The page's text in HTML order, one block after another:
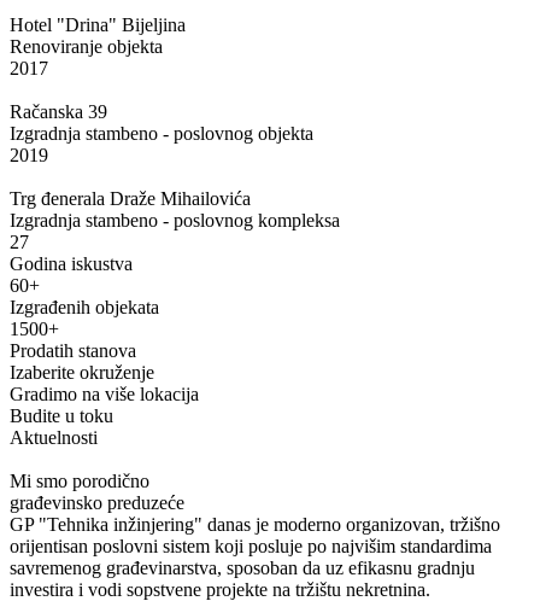
Hotel "Drina" Bijeljina
Renoviranje objekta
2017
Račanska 39
Izgradnja stambeno - poslovnog objekta
2019
Trg đenerala Draže Mihailovića
Izgradnja stambeno - poslovnog kompleksa
27
Godina iskustva
60+
Izgrađenih objekata
1500+
Prodatih stanova
Izaberite okruženje
Gradimo na više lokacija
Budite u toku
Aktuelnosti
Mi smo porodično
građevinsko preduzeće
GP "Tehnika inžinjering" danas je moderno organizovan, tržišno
orijentisan poslovni sistem koji posluje po najvišim standardima
savremenog građevinarstva, sposoban da uz efikasnu gradnju
investira i vodi sopstvene projekte na tržištu nekretnina.​